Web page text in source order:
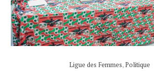
Ligue des Femmes,Politique